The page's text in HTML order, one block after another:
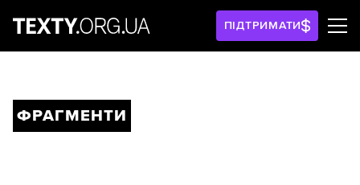
ПІДТРИМАТИ
ФРАГМЕНТИ